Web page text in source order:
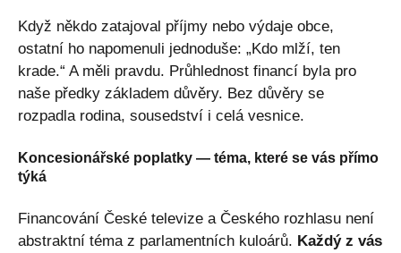
Když někdo zatajoval příjmy nebo výdaje obce,
ostatní ho napomenuli jednoduše: „Kdo mlží, ten
krade.“ A měli pravdu. Průhlednost financí byla pro
naše předky základem důvěry. Bez důvěry se
rozpadla rodina, sousedství i celá vesnice.
Koncesionářské poplatky — téma, které se vás přímo
týká
Financování České televize a Českého rozhlasu není
abstraktní téma z parlamentních kuloárů. Každý z vás